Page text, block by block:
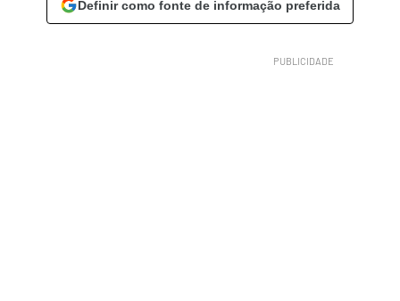
Definir como fonte de informação preferida